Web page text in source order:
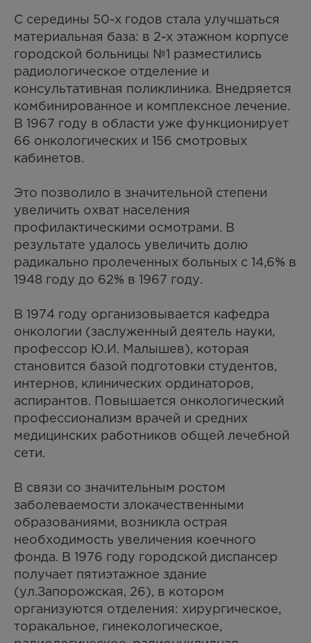
С середины 50-х годов стала улучшаться
материальная база: в 2-х этажном корпусе
городской больницы №1 разместились
радиологическое отделение и
консультативная поликлиника. Внедряется
комбинированное и комплексное лечение.
В 1967 году в области уже функционирует
66 онкологических и 156 смотровых
кабинетов.
Это позволило в значительной степени
увеличить охват населения
профилактическими осмотрами. В
результате удалось увеличить долю
радикально пролеченных больных с 14,6% в
1948 году до 62% в 1967 году.
В 1974 году организовывается кафедра
онкологии (заслуженный деятель науки,
профессор Ю.И. Малышев), которая
становится базой подготовки студентов,
интернов, клинических ординаторов,
аспирантов. Повышается онкологический
профессионализм врачей и средних
медицинских работников общей лечебной
сети.
В связи со значительным ростом
заболеваемости злокачественными
образованиями, возникла острая
необходимость увеличения коечного
фонда. В 1976 году городской диспансер
получает пятиэтажное здание
(ул.Запорожская, 26), в котором
организуются отделения: хирургическое,
торакальное, гинекологическое,